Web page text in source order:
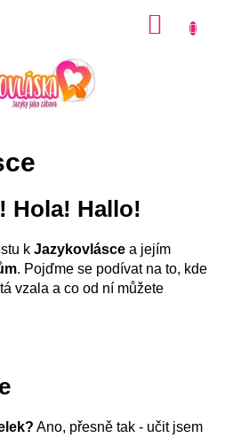
Hola! Hallo!
k Jazykovlásce a jejím
. Pojďme se podívat na to, kde
vzala a co od ní můžete
Ano, přesně tak - učit jsem